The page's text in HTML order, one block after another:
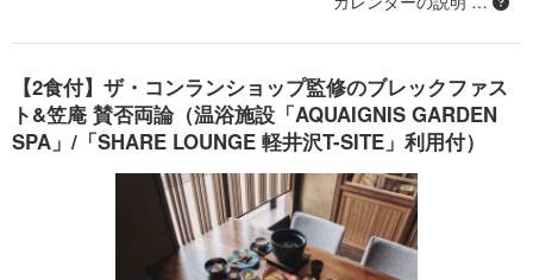
【2食付】ザ・コンランショップ監修のブレックファス
ト&笠庵 賛否両論（温浴施設「AQUAIGNIS GARDEN
SPA」/「SHARE LOUNGE 軽井沢T-SITE」利用付）